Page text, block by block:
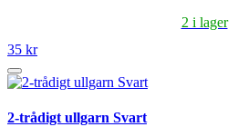
2 i lager
35 kr
2-trådigt ullgarn Svart